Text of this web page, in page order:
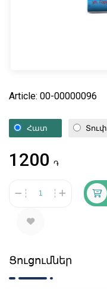
Article: 00-00000096
Հատ Տուփ
1200 ֏
Ցուցումներ